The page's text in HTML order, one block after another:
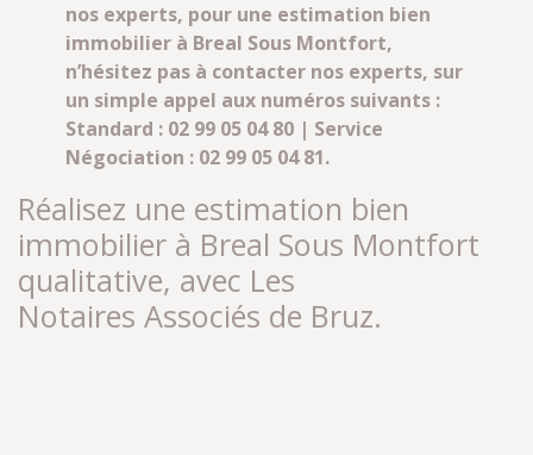
nos experts, pour une estimation bien
immobilier à Breal Sous Montfort,
n’hésitez pas à contacter nos experts, sur
un simple appel aux numéros suivants :
Standard : 02 99 05 04 80 | Service
Négociation : 02 99 05 04 81.
Réalisez une estimation bien
immobilier à Breal Sous Montfort
qualitative, avec Les
Notaires Associés de Bruz.